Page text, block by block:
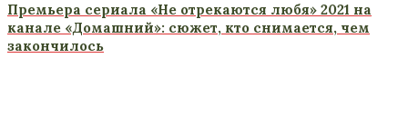
Премьера сериала «Не отрекаются любя» 2021 на
канале «Домашний»: сюжет, кто снимается, чем
закончилось